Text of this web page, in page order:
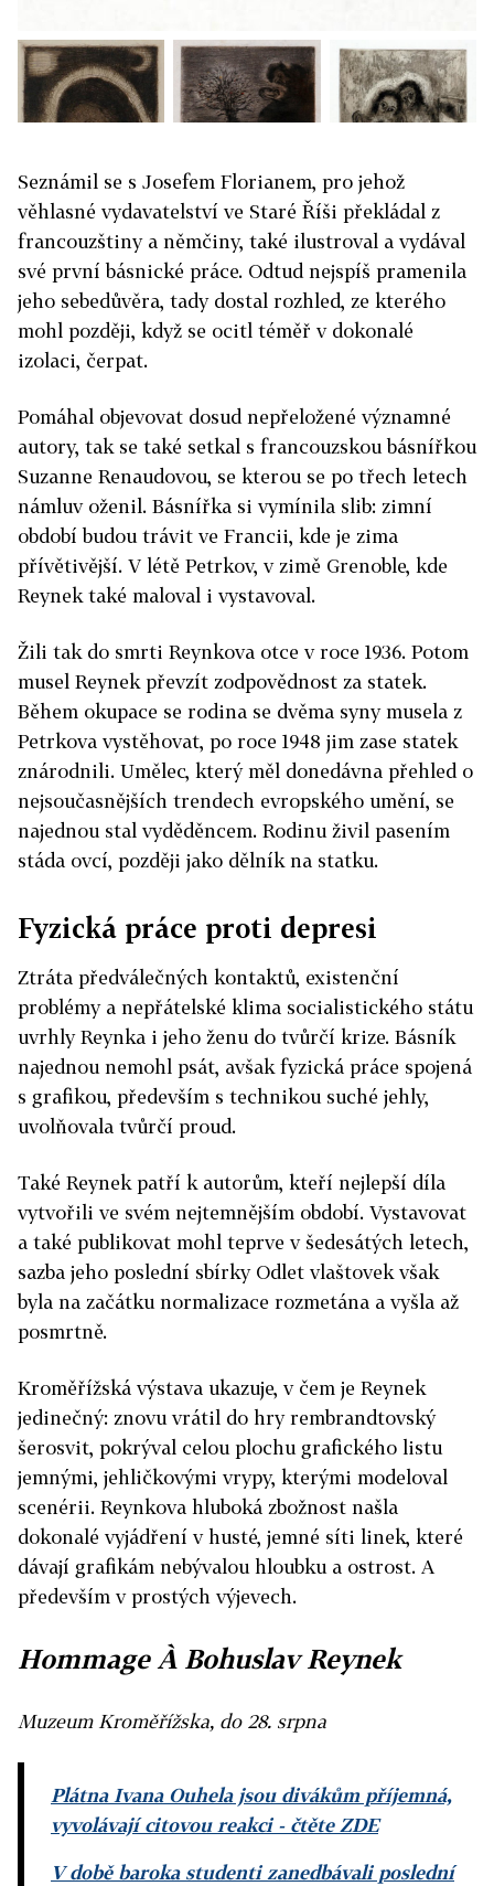
Seznámil se s Josefem Florianem, pro jehož
věhlasné vydavatelství ve Staré Říši překládal z
francouzštiny a němčiny, také ilustroval a vydával
své první básnické práce. Odtud nejspíš pramenila
jeho sebedůvěra, tady dostal rozhled, ze kterého
mohl později, když se ocitl téměř v dokonalé
izolaci, čerpat.
Pomáhal objevovat dosud nepřeložené významné
autory, tak se také setkal s francouzskou básnířkou
Suzanne Renaudovou, se kterou se po třech letech
námluv oženil. Básnířka si vymínila slib: zimní
období budou trávit ve Francii, kde je zima
přívětivější. V létě Petrkov, v zimě Grenoble, kde
Reynek také maloval i vystavoval.
Žili tak do smrti Reynkova otce v roce 1936. Potom
musel Reynek převzít zodpovědnost za statek.
Během okupace se rodina se dvěma syny musela z
Petrkova vystěhovat, po roce 1948 jim zase statek
znárodnili. Umělec, který měl donedávna přehled o
nejsoučasnějších trendech evropského umění, se
najednou stal vyděděncem. Rodinu živil pasením
stáda ovcí, později jako dělník na statku.
Fyzická práce proti depresi
Ztráta předválečných kontaktů, existenční
problémy a nepřátelské klima socialistického státu
uvrhly Reynka i jeho ženu do tvůrčí krize. Básník
najednou nemohl psát, avšak fyzická práce spojená
s grafikou, především s technikou suché jehly,
uvolňovala tvůrčí proud.
Také Reynek patří k autorům, kteří nejlepší díla
vytvořili ve svém nejtemnějším období. Vystavovat
a také publikovat mohl teprve v šedesátých letech,
sazba jeho poslední sbírky Odlet vlaštovek však
byla na začátku normalizace rozmetána a vyšla až
posmrtně.
Kroměřížská výstava ukazuje, v čem je Reynek
jedinečný: znovu vrátil do hry rembrandtovský
šerosvit, pokrýval celou plochu grafického listu
jemnými, jehličkovými vrypy, kterými modeloval
scenérii. Reynkova hluboká zbožnost našla
dokonalé vyjádření v husté, jemné síti linek, které
dávají grafikám nebývalou hloubku a ostrost. A
především v prostých výjevech.
Hommage À Bohuslav Reynek
Muzeum Kroměřížska, do 28. srpna
Plátna Ivana Ouhela jsou divákům příjemná,
vyvolávají citovou reakci- čtěte ZDE
V době baroka studenti zanedbávali poslední